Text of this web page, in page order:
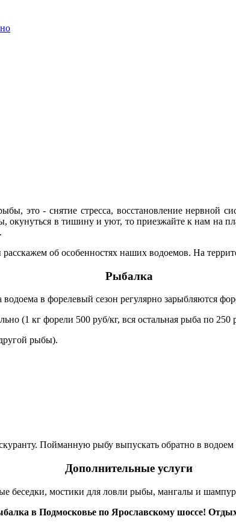
это - снятие стресса, восстановление
окунуться в тишину и уют, то приезжайте к нам
об особенностях наших водоемов. На
Рыбалка
в форелевый сезон регулярно зарыбляются
(1 кг форели 500 руб/кг, вся остальная рыба по
рыбы).
Пойманную рыбу выпускать обратно в водоем
Дополнительные услуги
беседки, мостики для ловли рыбы, мангалы и
в Подмосковье по Ярославскому шоссе!